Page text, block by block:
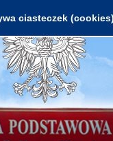
ciasteczek